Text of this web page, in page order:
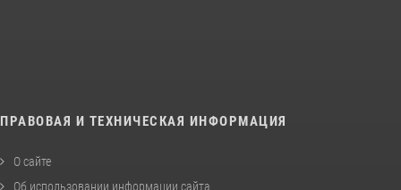
ПРАВОВАЯ И ТЕХНИЧЕСКАЯ ИНФОРМАЦИЯ
О сайте
Об использовании информации сайта